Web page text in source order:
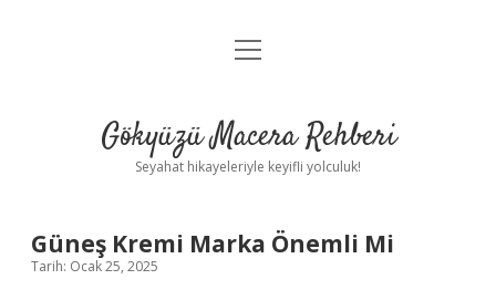
Anasayfa
Yasal Uyarı
menüyü
Gökyüzü Macera Rehberi
Seyahat hikayeleriyle keyifli yolculuk!
Güneş Kremi Marka Önemli Mi
Tarih: Ocak 25, 2025